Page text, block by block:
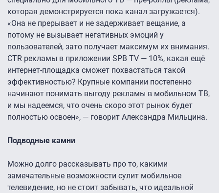
которая демонстрируется пока канал загружается).
«Она не прерывает и не задерживает вещание, а
потому не вызывает негативных эмоций у
пользователей, зато получает максимум их внимания.
CTR рекламы в приложении SPB TV — 10%, какая ещё
интернет-площадка сможет похвастаться такой
эффективностью? Крупные компании постепенно
начинают понимать выгоду рекламы в мобильном ТВ,
и мы надеемся, что очень скоро этот рынок будет
полностью освоен», — говорит Александра Мильцина.
Подводные камни
Можно долго рассказывать про то, какими
замечательные возможности сулит мобильное
телевидение, но не стоит забывать, что идеальной